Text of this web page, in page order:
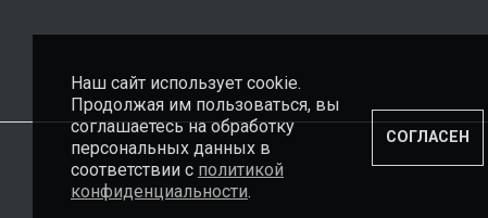
Наш сайт использует cookie.
Продолжая им пользоваться, вы
соглашаетесь на обработку
персональных данных в
соответствии с политикой
конфиденциальности.
СОГЛАСЕН